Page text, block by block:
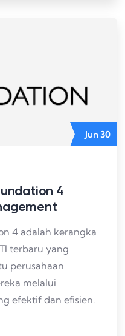
Jun30
4
4 adalah kerangka
terbaru yang
perusahaan
melalui
efektif dan efisien.